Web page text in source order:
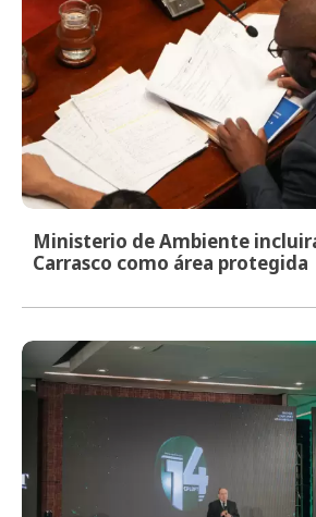
Ministerio de Ambiente
Carrasco como área protegida